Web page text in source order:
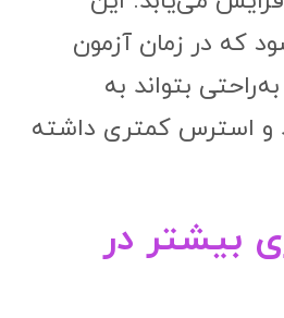
که در زمان آزمون
بتواند به
و استرس کمتری داشته
بیشتر در